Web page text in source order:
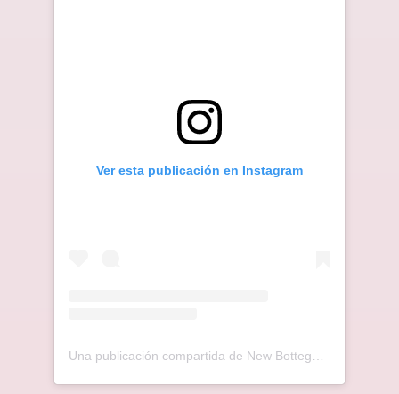
Ver esta publicación en Instagram